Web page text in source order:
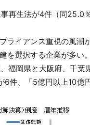
再生法が4件（同25.0
ライアンス重視の風
を選択する企業が多い。
岡県と大阪府、千葉
件、「5億円以上10億